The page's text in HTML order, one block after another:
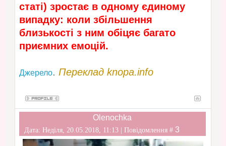
статі) зростає в одному єдиному
випадку: коли збільшення
близькості з ним обіцяє багато
приємних емоцій.
Джерело. Переклад knopa.info
Olenochka
Дата: Неділя, 20.05.2018, 11:13 | Повідомлення # 3